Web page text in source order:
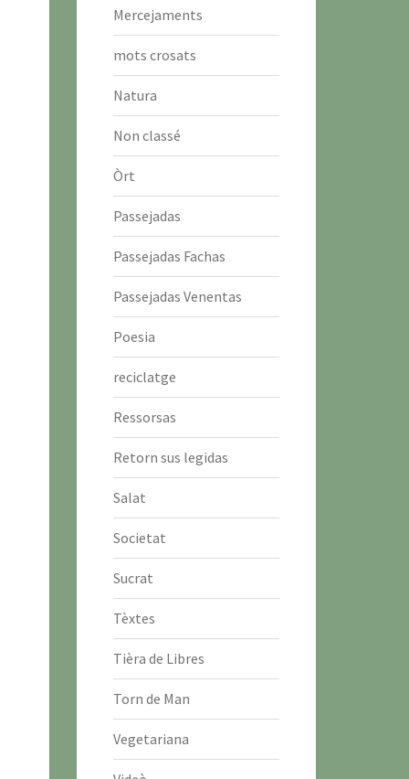
Mercejaments
mots crosats
Natura
Non classé
Òrt
Passejadas
Passejadas Fachas
Passejadas Venentas
Poesia
reciclatge
Ressorsas
Retorn sus legidas
Salat
Societat
Sucrat
Tèxtes
Tièra de Libres
Torn de Man
Vegetariana